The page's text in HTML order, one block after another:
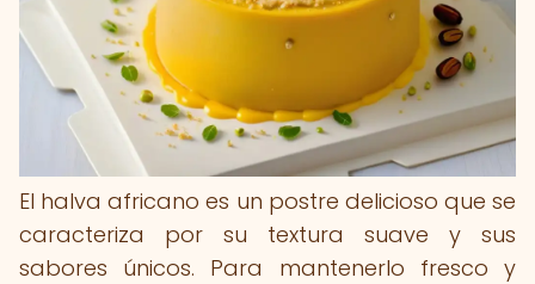
El halva africano es un postre delicioso que se
caracteriza por su textura suave y sus
sabores únicos. Para mantenerlo fresco y